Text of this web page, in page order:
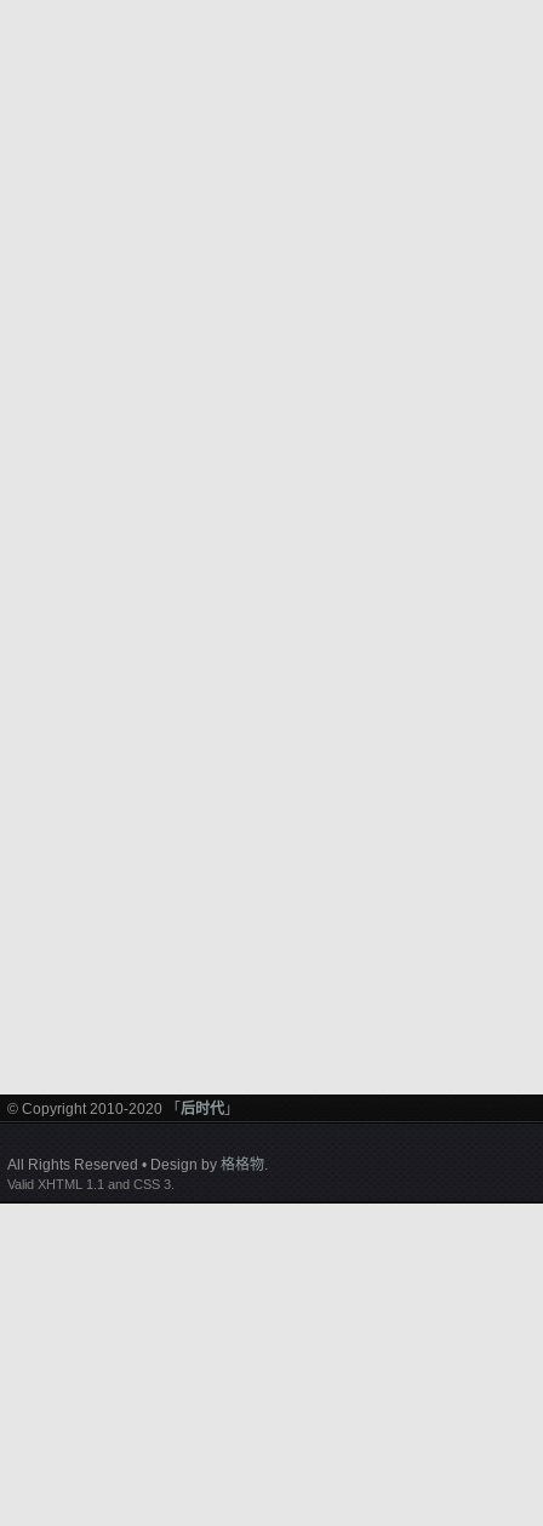
© Copyright 2010-2020 「 后时代 」
All Rights Reserved • Design by 格格物.
Valid XHTML 1.1 and CSS 3.